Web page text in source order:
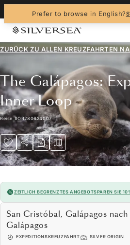
Prefer to browse in English?
ZURÜCK ZU ALLEN KREUZFAHRTEN
The Galápagos:
Inner Loop
Reise#OR280624007
ZEITLICH BEGRENZTES ANGEBOTSPAREN SIE
San Cristóbal, Galápagos
Galápagos
EXPEDITIONSKREUZFAHRT SILVER ORIGIN